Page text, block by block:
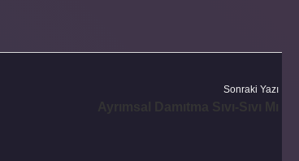
Sonraki Yazı